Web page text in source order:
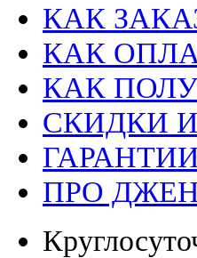
КАК
КАК
КАК
СКИДКИ
ПРО